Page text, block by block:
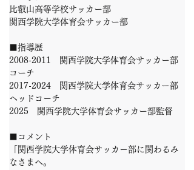
比叡山高等学校サッカー部
関西学院大学体育会サッカー部
■指導歴
2008-2011　関西学院大学体育会サッカー部
コーチ
2017-2024　関西学院大学体育会サッカー部
ヘッドコーチ
2025　関西学院大学体育会サッカー部監督
■コメント
「関西学院大学体育会サッカー部に関わるみ
なさまへ。